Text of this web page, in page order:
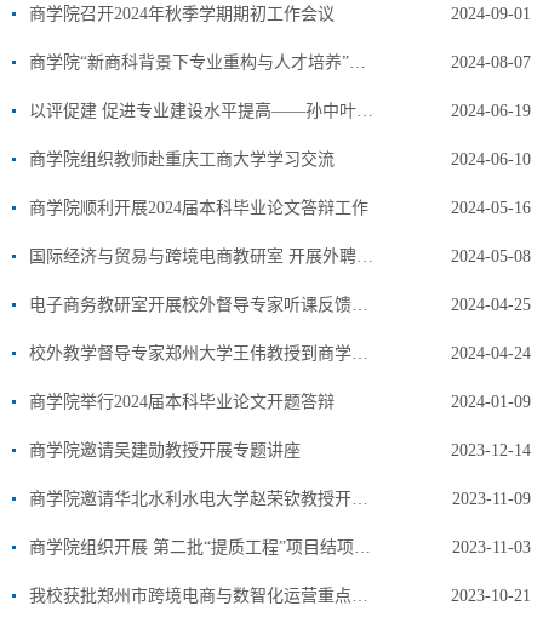
商学院召开2024年秋季学期期初工作会议 2024-09-01
商学院“新商科背景下专业重构与人才培养”会议圆满举行 2024-08-07
以评促建 促进专业建设水平提高——孙中叶教授到我院做“建设一流专业、促人才质量提升”专题讲座 2024-06-19
商学院组织教师赴重庆工商大学学习交流 2024-06-10
商学院顺利开展2024届本科毕业论文答辩工作 2024-05-16
国际经济与贸易与跨境电商教研室 开展外聘专家听课反馈与经验交流会 2024-05-08
电子商务教研室开展校外督导专家听课反馈与经验交流活动 2024-04-25
校外教学督导专家郑州大学王伟教授到商学院市场营销教研室进行交流指导 2024-04-24
商学院举行2024届本科毕业论文开题答辩 2024-01-09
商学院邀请吴建勋教授开展专题讲座 2023-12-14
商学院邀请华北水利水电大学赵荣钦教授开展专题讲座 2023-11-09
商学院组织开展 第二批“提质工程”项目结项评审工作 2023-11-03
我校获批郑州市跨境电商与数智化运营重点实验室 2023-10-21